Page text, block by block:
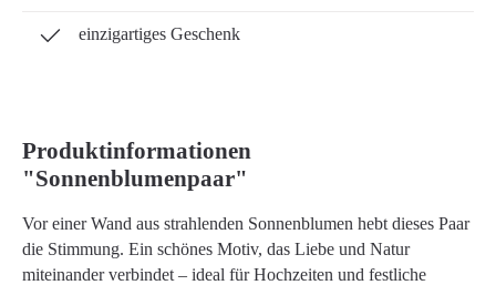
einzigartiges Geschenk
Produktinformationen
"Sonnenblumenpaar"
Vor einer Wand aus strahlenden Sonnenblumen hebt dieses Paar
die Stimmung. Ein schönes Motiv, das Liebe und Natur
miteinander verbindet – ideal für Hochzeiten und festliche